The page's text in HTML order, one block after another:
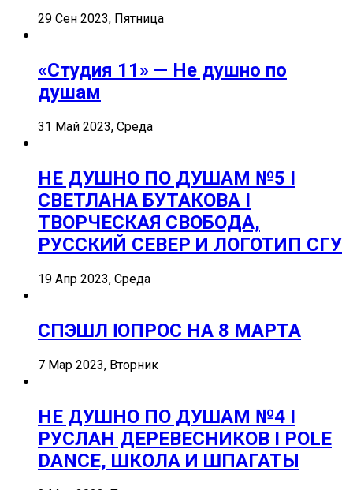
29 Сен 2023, Пятница
«Студия 11» — Не душно по
душам
31 Май 2023, Среда
НЕ ДУШНО ПО ДУШАМ №5 I
СВЕТЛАНА БУТАКОВА I
ТВОРЧЕСКАЯ СВОБОДА,
РУССКИЙ СЕВЕР И ЛОГОТИП СГУ
19 Апр 2023, Среда
СПЭШЛ ӏ ОПРОС НА 8 МАРТА
7 Мар 2023, Вторник
НЕ ДУШНО ПО ДУШАМ №4 I
РУСЛАН ДЕРЕВЕСНИКОВ I POLE
DANCE, ШКОЛА И ШПАГАТЫ